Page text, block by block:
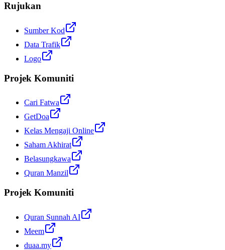
Rujukan
Sumber Kod
Data Trafik
Logo
Projek Komuniti
Cari Fatwa
GetDoa
Kelas Mengaji Online
Saham Akhirat
Belasungkawa
Quran Manzil
Projek Komuniti
Quran Sunnah AI
Meem
duaa.my